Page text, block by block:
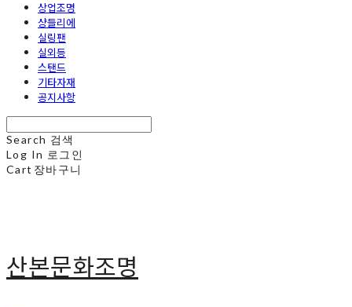
상업조명
샹들리에
실링팬
실외등
스탠드
기타자재
공지사항
Search 검색
Log In 로그인
Cart 장바구니
산본문화조명